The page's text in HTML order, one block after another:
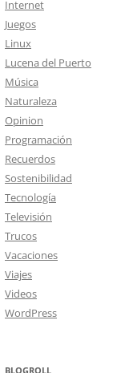
Internet
Juegos
Linux
Lucena del Puerto
Música
Naturaleza
Opinion
Programación
Recuerdos
Sostenibilidad
Tecnología
Televisión
Trucos
Vacaciones
Viajes
Videos
WordPress
BLOGROLL